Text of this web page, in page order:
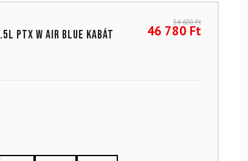
PTX W Air Blue kabát
54 600Ft
46 780 Ft